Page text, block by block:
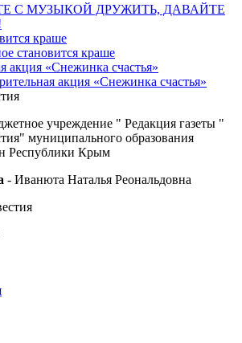
С МУЗЫКОЙ ДРУЖИТЬ, ДАВАЙТЕ
становится краше
акция «Снежинка счастья»
учреждение " Редакция газеты "
муниципального образования
Республики Крым
- Иванюта Наталья Реональдовна